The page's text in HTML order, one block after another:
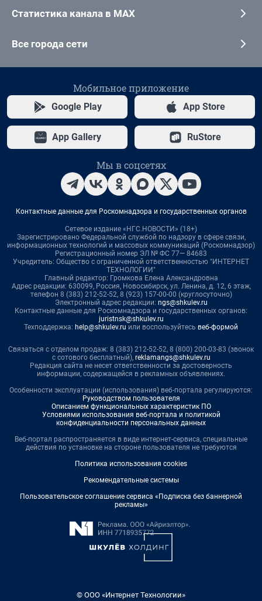
Статистика канала в MAX
Все города сети
Мобильное приложение
Google Play App Store
App Gallery RuStore
Мы в соцсетях
Контактные данные для Роскомнадзора и государственных органов
Сетевое издание «НГС.НОВОСТИ» (18+)
Зарегистрировано Федеральной службой по надзору в сфере связи,
информационных технологий и массовых коммуникаций (Роскомнадзор)
Регистрационный номер ЭЛ № ФС 77— 84683
Учредитель: Общество с ограниченной ответственностью "ИНТЕРНЕТ
ТЕХНОЛОГИИ"
Главный редактор: Громкова Елена Александровна
Адрес редакции: 630099, Россия, Новосибирск, ул. Ленина, д. 12, 6 этаж,
телефон 8 (383) 212-52-52, 8 (923) 157-00-00 (круглосуточно)
Электронный адрес редакции: ngs@shkulev.ru
Контактные данные для Роскомнадзора и государственных органов:
juristnsk@shkulev.ru
Техподдержка: help@shkulev.ru или воспользуйтесь веб-формой
Связаться с отделом продаж: 8 (383) 212-52-52, 8 (800) 200-03-83 (звонок
с сотового бесплатный), reklamangs@shkulev.ru
Редакция сайта не несет ответственности за достоверность
информации, содержащейся в рекламных объявлениях.
Особенности эксплуатации (использования) веб-портала регулируются:
Руководством пользователя
Описанием функциональных характеристик ПО
Условиями использования веб-портала и политикой
конфиденциальности персональных данных
Веб-портал распространяется в виде интернет-сервиса, специальные
действия по установке на стороне пользователя не требуются
Политика использования cookies
Рекомендательные системы
Пользовательское соглашение сервиса «Подписка без баннерной
рекламы»
© ООО «Интернет Технологии»